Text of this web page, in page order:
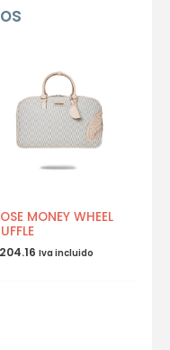
MONEY WHEEL
204.16 Iva incluido